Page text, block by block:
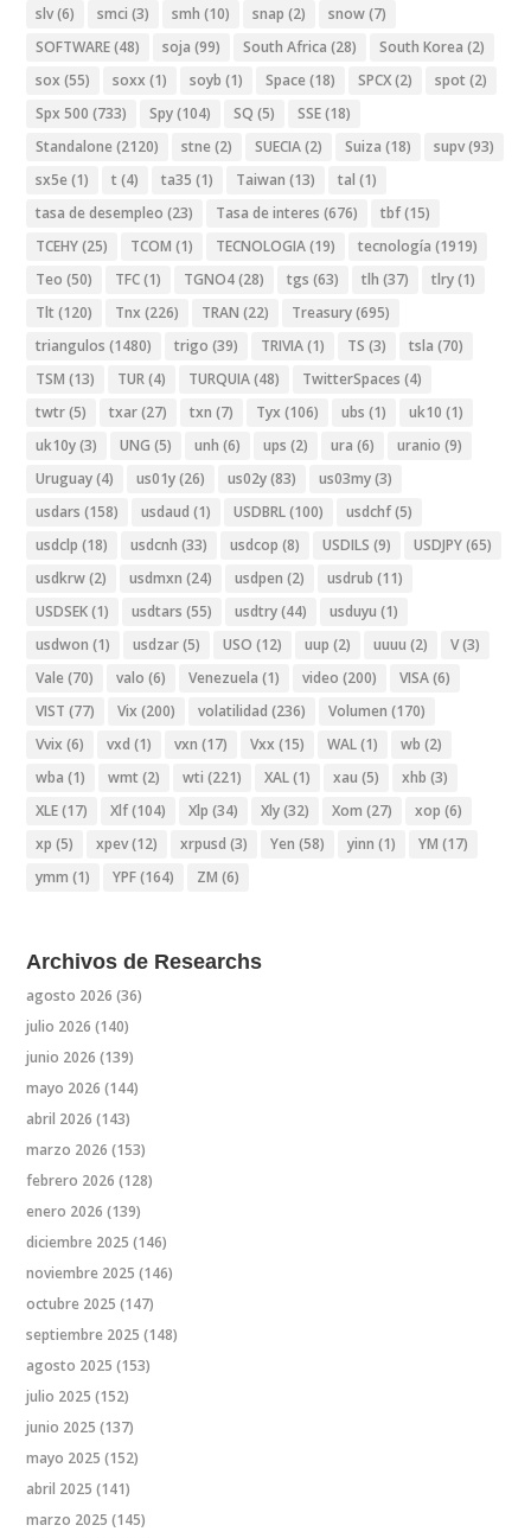
slv(6) smci (3) smh (10) snap (2) snow(7)
SOFTWARE(48) soja (99) South Africa (28) South Korea (2)
sox (55) soxx (1) soyb (1) Space (18) SPCX(2) spot (2)
Spx 500 (733) Spy(104) SQ (5) SSE(18)
Standalone (2120) stne (2) SUECIA(2) Suiza (18) supv(93)
sx5e (1) t (4) ta35 (1) Taiwan (13) tal (1)
tasa de desempleo (23) Tasa de interes (676) tbf(15)
TCEHY(25) TCOM (1) TECNOLOGIA(19) tecnología (1919)
Teo (50) TFC(1) TGNO4(28) tgs (63) tlh (37) tlry(1)
Tlt (120) Tnx (226) TRAN (22) Treasury(695)
triangulos (1480) trigo (39) TRIVIA(1) TS (3) tsla (70)
TSM (13) TUR(4) TURQUIA(48) TwitterSpaces (4)
twtr(5) txar(27) txn (7) Tyx (106) ubs (1) uk10 (1)
uk10y(3) UNG (5) unh (6) ups (2) ura (6) uranio (9)
Uruguay(4) us01y(26) us02y(83) us03my(3)
usdars (158) usdaud (1) USDBRL(100) usdchf(5)
usdclp (18) usdcnh (33) usdcop (8) USDILS (9) USDJPY(65)
usdkrw(2) usdmxn (24) usdpen (2) usdrub (11)
USDSEK(1) usdtars (55) usdtry(44) usduyu (1)
usdwon (1) usdzar(5) USO (12) uup (2) uuuu (2) V(3)
Vale (70) valo (6) Venezuela (1) video (200) VISA(6)
VIST (77) Vix (200) volatilidad (236) Volumen (170)
Vvix (6) vxd (1) vxn (17) Vxx (15) WAL(1) wb (2)
wba (1) wmt (2) wti (221) XAL(1) xau (5) xhb (3)
XLE(17) Xlf(104) Xlp (34) Xly(32) Xom (27) xop (6)
xp (5) xpev(12) xrpusd (3) Yen (58) yinn (1) YM (17)
ymm (1) YPF(164) ZM (6)
Archivos de Researchs
agosto 2026 (36)
julio 2026 (140)
junio 2026 (139)
mayo 2026 (144)
abril 2026 (143)
marzo 2026 (153)
febrero 2026 (128)
enero 2026 (139)
diciembre 2025 (146)
noviembre 2025 (146)
octubre 2025 (147)
septiembre 2025 (148)
agosto 2025 (153)
julio 2025 (152)
junio 2025 (137)
mayo 2025 (152)
abril 2025 (141)
marzo 2025 (145)